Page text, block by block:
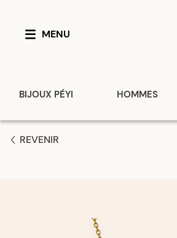
MENU
BIJOUX PÉYI HOMMES
REVENIR